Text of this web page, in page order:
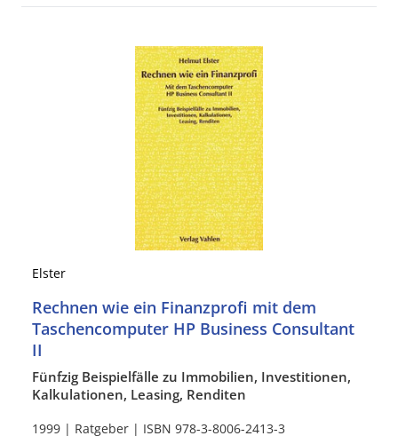
Elster
Rechnen wie ein Finanzprofi mit dem
Taschencomputer HP Business Consultant
II
Fünfzig Beispielfälle zu Immobilien, Investitionen,
Kalkulationen, Leasing, Renditen
1999 | Ratgeber | ISBN 978-3-8006-2413-3